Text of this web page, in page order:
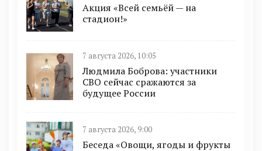
Акция «Всей семьёй — на
стадион!»
7 августа 2026, 10:05
Людмила Боброва: участники
СВО сейчас сражаются за
будущее России
7 августа 2026, 9:00
Беседа «Овощи, ягоды и фрукты